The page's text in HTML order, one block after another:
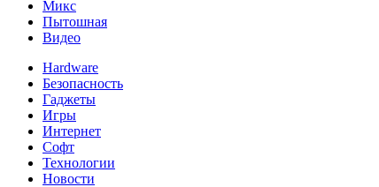
Микс
Пытошная
Видео
Hardware
Безопасность
Гаджеты
Игры
Интернет
Софт
Технологии
Новости